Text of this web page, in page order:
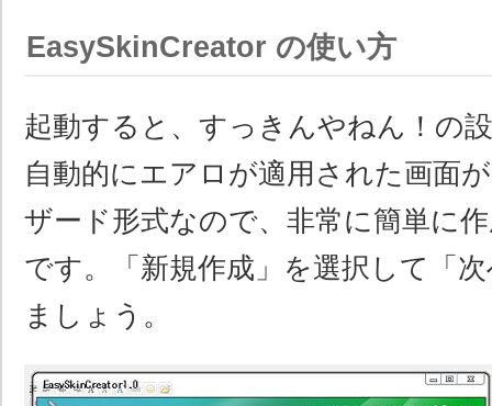
EasySkinCreator の使い方
起動すると、すっきんやねん！の
自動的にエアロが適用された画面
ザード形式なので、非常に簡単に
です。「新規作成」を選択して「
ましょう。